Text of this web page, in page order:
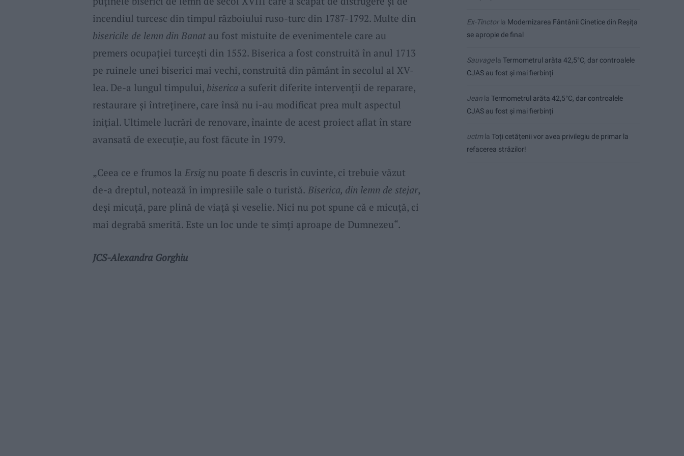
incendiul turcesc din timpul războiului ruso-turc din 1787-1792. Multe din
bisericile de lemn din Banatau fost mistuite de evenimentele care au
premers ocupaţiei turceşti din 1552. Biserica a fost construită în anul 1713
pe ruinele unei biserici mai vechi, construită din pământ în secolul al XV-
lea. De-a lungul timpului, biserica a suferit diferite intervenţii de reparare,
restaurare şi întreţinere, care însă nu i-au modificat prea mult aspectul
iniţial. Ultimele lucrări de renovare, înainte de acest proiect aflat în stare
avansată de execuţie, au fost făcute în 1979.
„Ceea ce e frumos la Ersignu poate fi descris în cuvinte, ci trebuie văzut
de-a dreptul, notează în impresiile sale o turistă. Biserica, din lemn de stejar,
deşi micuţă, pare plină de viaţă şi veselie. Nici nu pot spune că e micuţă, ci
mai degrabă smerită. Este un loc unde te simţi aproape de Dumnezeu“.
JCS-Alexandra Gorghiu
Ex-Tinctorla Modernizarea Fântânii Cinetice din Reșița
se apropie de final
Sauvagela Termometrul arăta 42,5°C, dar controalele
CJAS au fost și mai fierbinți
Jean la Termometrul arăta 42,5°C, dar controalele
CJAS au fost și mai fierbinți
uctmla Toți cetățenii vor avea privilegiu de primar la
refacerea străzilor!